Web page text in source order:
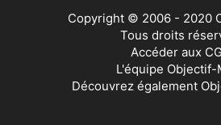
Copyright © 2006 - 2020
Tous droits
Accéder aux
L'équipe Objectif-
Découvrez également